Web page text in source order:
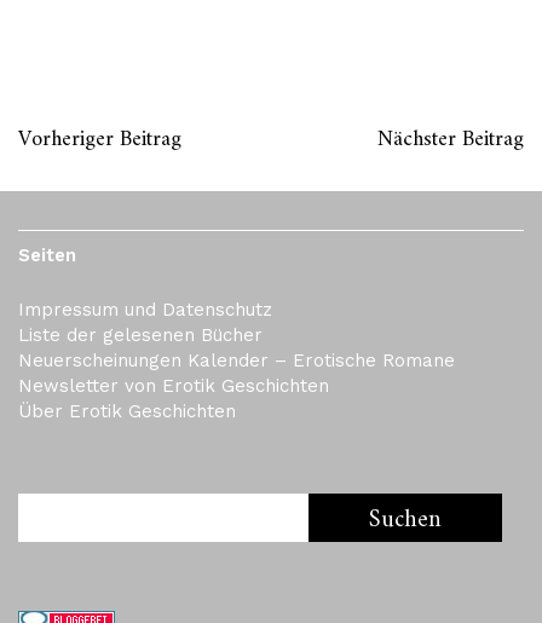
Vorheriger Beitrag Nächster Beitrag
Seiten
Impressum und Datenschutz
Liste der gelesenen Bücher
Neuerscheinungen Kalender – Erotische Romane
Newsletter von Erotik Geschichten
Über Erotik Geschichten